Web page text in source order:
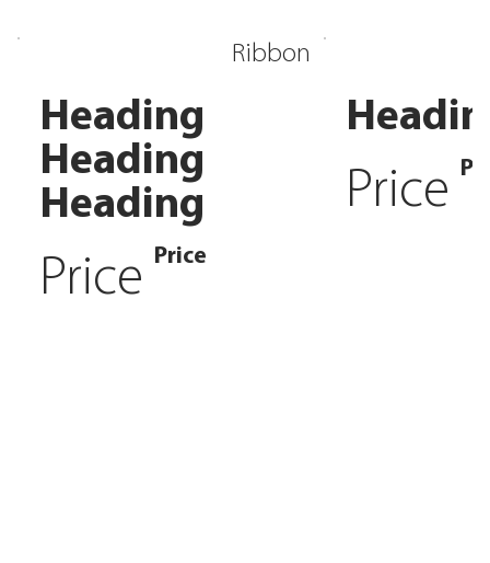
Ribbon
Heading
Heading
Heading
Price Price
Price